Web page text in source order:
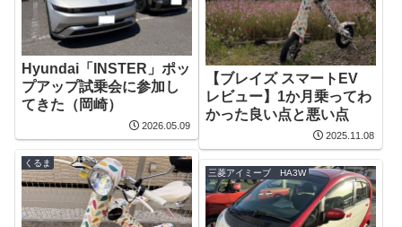
Hyundai「INSTER」ポッ
プアップ試乗会に参加し
てきた（岡崎）
2026.05.09
【ブレイズ スマートEV
レビュー】1か月乗ってわ
かった良い点と悪い点
2025.11.08
くるま
三菱アイミーブ HA3W